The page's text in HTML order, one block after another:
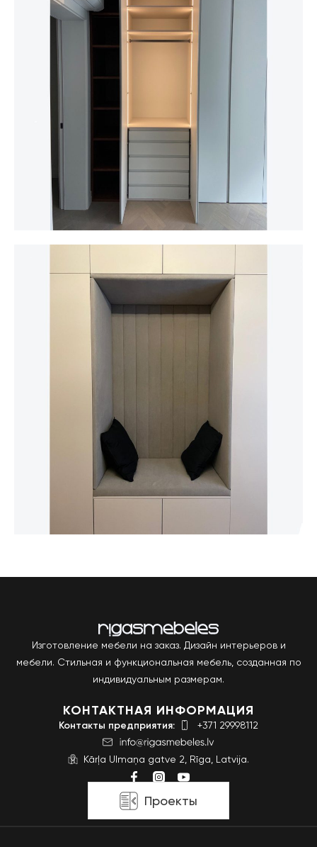
Изготовление мебели на заказ. Дизайн интерьеров и
мебели. Стильная и функциональная мебель, созданная по
индивидуальным размерам.
КОНТАКТНАЯ ИНФОРМАЦИЯ
Контакты предприятия: +371 29998112
Kārļa Ulmaņa gatve 2, Rīga, Latvija.
Проекты